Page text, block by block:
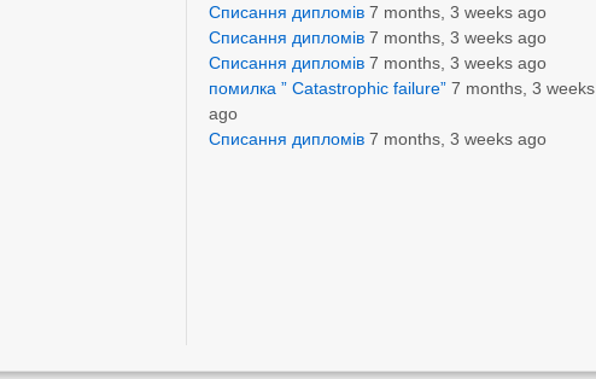
Списання дипломів 7 months, 3 weeks ago
Списання дипломів 7 months, 3 weeks ago
Списання дипломів 7 months, 3 weeks ago
помилка ” Catastrophic failure” 7 months, 3 weeks
ago
Списання дипломів 7 months, 3 weeks ago